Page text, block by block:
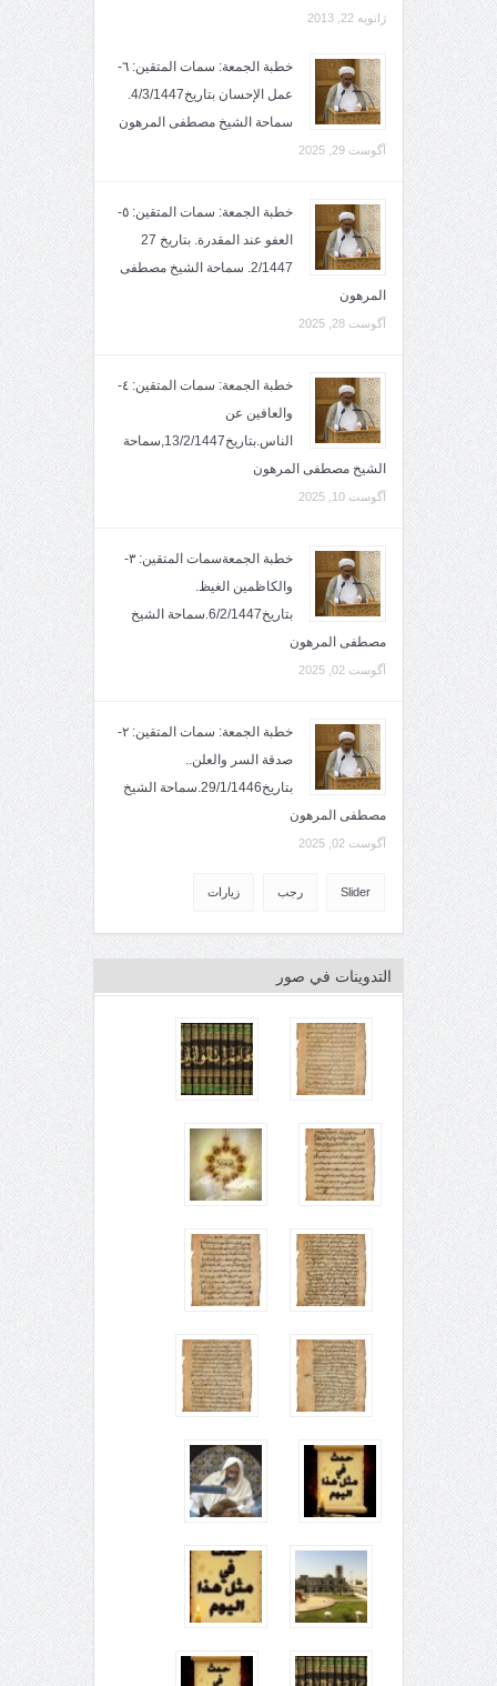
ژانویه 22, 2013
خطبة الجمعة: سمات المتقين: ٦-
عمل الإحسان بتاريخ4/3/1447.
سماحة الشيخ مصطفى المرهون
آگوست 29, 2025
خطبة الجمعة: سمات المتقين: ٥-
العفو عند المقدرة. بتاريخ 27
2/1447. سماحة الشيخ مصطفى
المرهون
آگوست 28, 2025
خطبة الجمعة: سمات المتقين: ٤-
والعافين عن
الناس.بتاريخ13/2/1447,سماحة
الشيخ مصطفى المرهون
آگوست 10, 2025
خطبة الجمعةسمات المتقين: ٣-
والكاظمين الغيظ.
بتاريخ6/2/1447.سماحة الشيخ
مصطفى المرهون
آگوست 02, 2025
خطبة الجمعة: سمات المتقين: ٢-
صدقة السر والعلن..
بتاريخ29/1/1446.سماحة الشيخ
مصطفى المرهون
آگوست 02, 2025
Slider رجب زيارات
التدوينات في صور